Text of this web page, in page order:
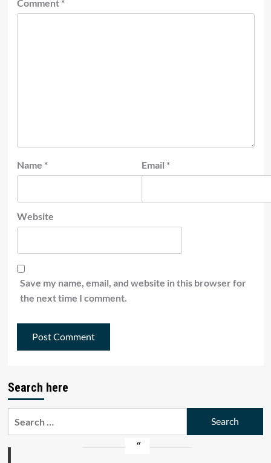
Comment *
Name * Email *
Website
Save my name, email, and website in this browser for
the next time I comment.
Search here